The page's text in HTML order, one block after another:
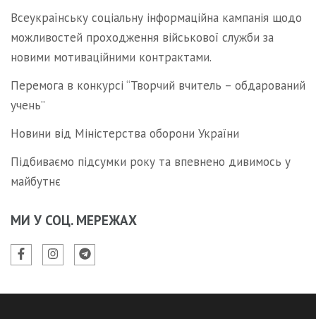
Всеукраїнську соціальну інформаційна кампанія щодо
можливостей проходження військової служби за
новими мотиваційними контрактами.
Перемога в конкурсі “Творчий вчитель – обдарований
учень”
Новини від Міністерства оборони України
Підбиваємо підсумки року та впевнено дивимось у
майбутнє
МИ У СОЦ. МЕРЕЖАХ